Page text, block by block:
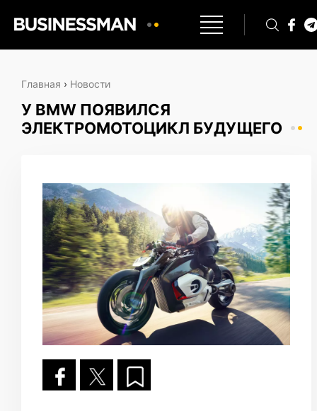
Главная › Новости
У BMW ПОЯВИЛСЯ
ЭЛЕКТРОМОТОЦИКЛ БУДУЩЕГО